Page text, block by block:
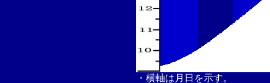
・横軸は月日を示す。